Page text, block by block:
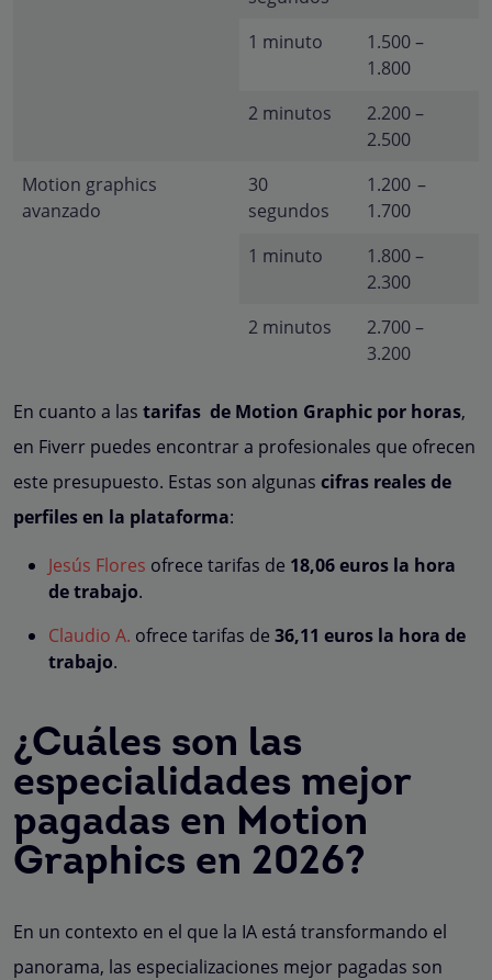
1 minuto
1.500 –
1.800
2 minutos
2.200 –
2.500
Motion graphics
avanzado
30
segundos
1.200 –
1.700
1 minuto
1.800 –
2.300
2 minutos
2.700 –
3.200
En cuanto a las tarifas de Motion Graphic por horas,
en Fiverr puedes encontrar a profesionales que ofrecen
este presupuesto. Estas son algunas cifras reales de
perfiles en la plataforma:
Jesús Flores ofrece tarifas de 18,06 euros la hora
de trabajo.
Claudio A. ofrece tarifas de 36,11 euros la hora de
trabajo.
¿Cuáles son las
especialidades mejor
pagadas en Motion
Graphics en 2026?
En un contexto en el que la IA está transformando el
panorama, las especializaciones mejor pagadas son